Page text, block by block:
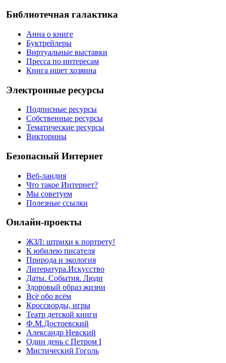
Библиотечная галактика
Анна о книге
Буктрейлеры
Виртуальные выставки
Пресса по интересам
Книга ищет хозяина
Электронные ресурсы
Подписные ресурсы
Собственные ресурсы
Тематические ресурсы
Викторины
Безопасный Интернет
Веб-ландия
Что такое Интернет?
Мы советуем
Полезные ссылки
Онлайн-проекты
ЖЗЛ: штрихи к портрету!
К юбилею писателя
Природа и экология
Литература.Искусство
Даты. События. Люди
Здоровый образ жизни
Всё обо всём
Кроссворды, игры
Театр детской книги
Ф.М.Достоевский
Александр Невский
Один день с Петром I
Мистический Гоголь